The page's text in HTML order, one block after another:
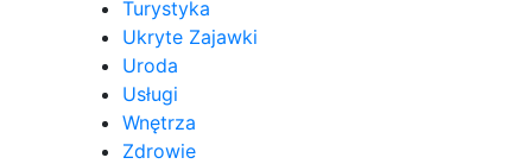
Turystyka
Ukryte Zajawki
Uroda
Usługi
Wnętrza
Zdrowie